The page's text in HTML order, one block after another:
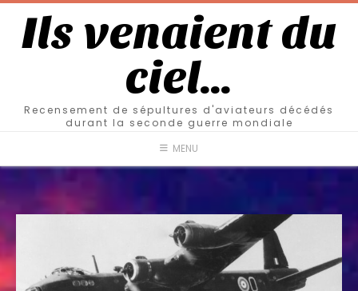
Ils venaient du
ciel…
Recensement de sépultures d'aviateurs décédés
durant la seconde guerre mondiale
MENU